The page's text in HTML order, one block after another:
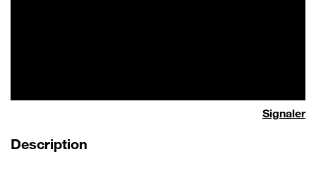
Signaler
Description